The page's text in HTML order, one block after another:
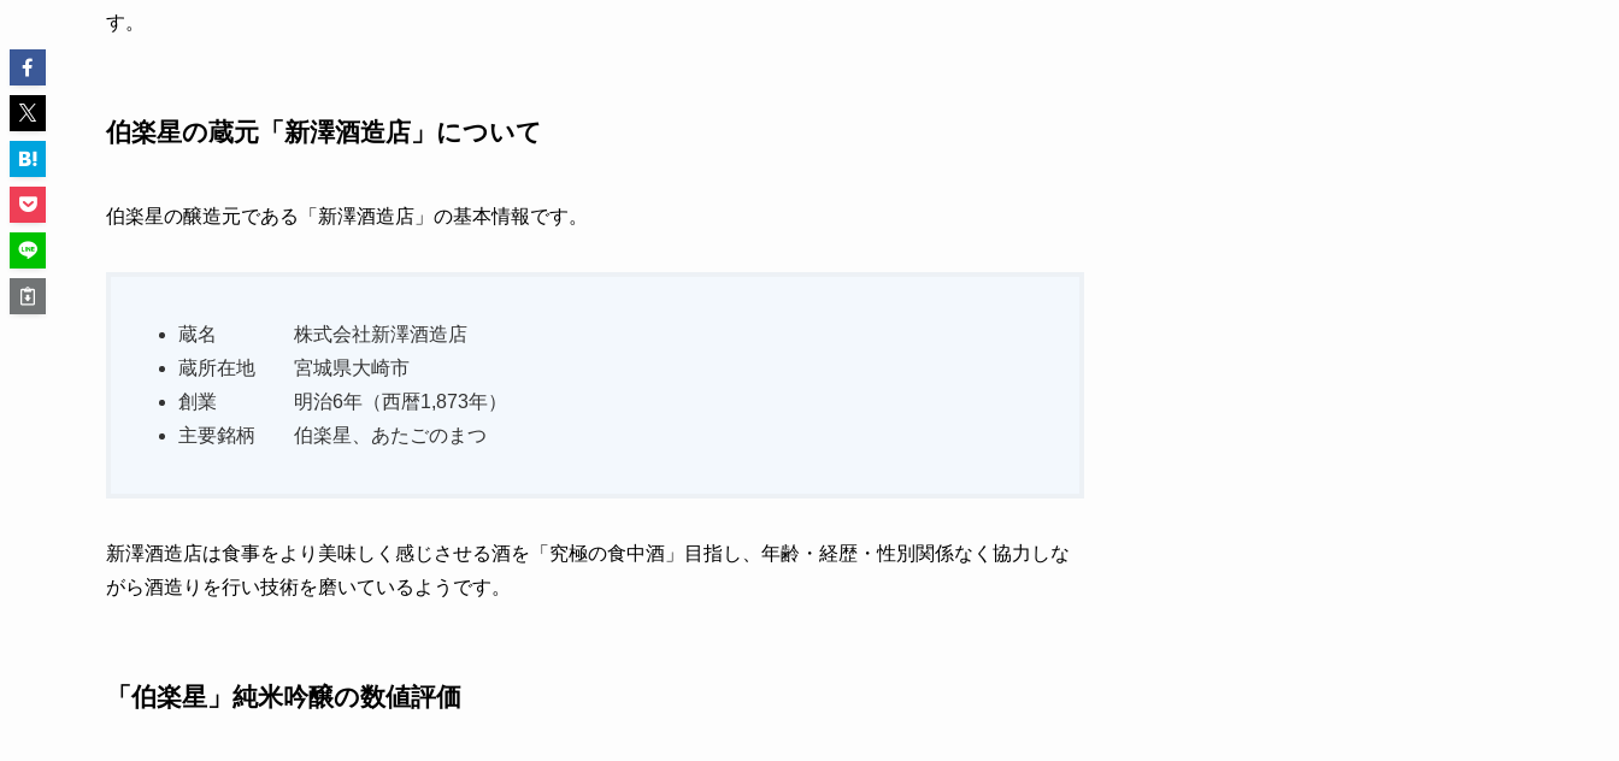
す。
伯楽星の蔵元「新澤酒造店」について
伯楽星の醸造元である「新澤酒造店」の基本情報です。
蔵名 株式会社新澤酒造店
蔵所在地 宮城県大崎市
創業 明治6年（西暦1,873年）
主要銘柄 伯楽星、あたごのまつ
新澤酒造店は食事をより美味しく感じさせる酒を「究極の食中酒」目指し、年齢・経歴・性別関係なく協力しな
がら酒造りを行い技術を磨いているようです。
「伯楽星」純米吟醸の数値評価